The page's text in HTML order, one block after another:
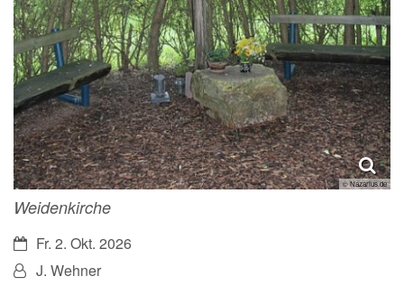
© Nazarius.de
Weidenkirche
Datum:Fr. 2. Okt. 2026
Von:J. Wehner